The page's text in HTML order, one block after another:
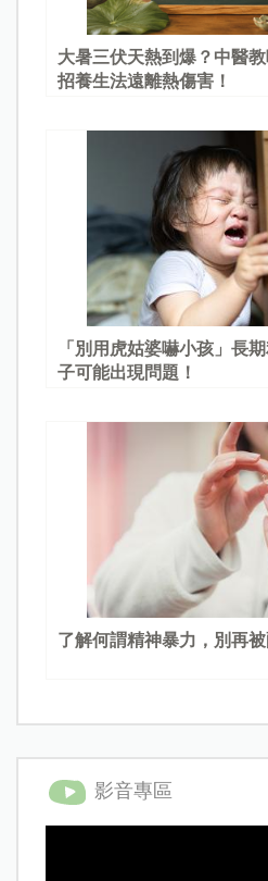
大暑三伏天熱到爆？中醫
招養生法遠離熱傷害！
「別用虎姑婆嚇小孩」長
子可能出現問題！
了解何謂精神暴力，別再
影音專區